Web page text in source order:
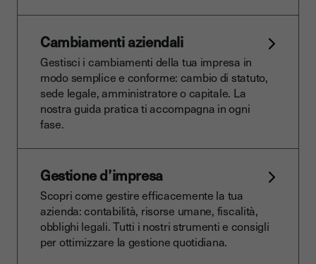
Cambiamenti aziendali
Gestisci i cambiamenti della tua impresa in
modo semplice e conforme: cambio di statuto,
sede legale, amministratore o capitale. La
nostra guida pratica ti accompagna in ogni
fase.
Gestione d’impresa
Scopri come gestire efficacemente la tua
azienda: contabilità, risorse umane, fiscalità,
obblighi legali. Tutti i nostri strumenti e consigli
per ottimizzare la gestione quotidiana.